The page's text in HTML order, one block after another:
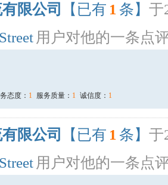
限公司 【已有 1 条】 于
用户对他的一条点
态度： 1 服务质量： 1 诚信度： 1
限公司 【已有 1 条】 于
用户对他的一条点